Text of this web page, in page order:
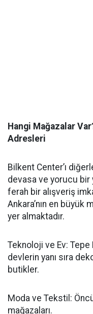
Hangi Mağazalar
Adresleri
Bilkent Center’ı
devasa ve yorucu bir
ferah bir alışveriş
Ankara’nın en
yer almaktadır.
Teknoloji ve Ev:
devlerin yanı sıra
butikler.
Moda ve Tekstil:
mağazaları.